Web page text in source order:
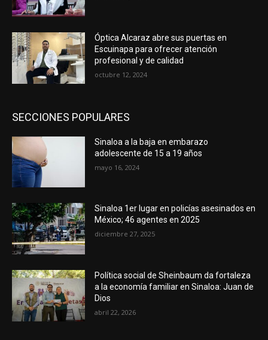
Óptica Alcaraz abre sus puertas en
Escuinapa para ofrecer atención
profesional y de calidad
octubre 12, 2024
SECCIONES POPULARES
Sinaloa a la baja en embarazo
adolescente de 15 a 19 años
mayo 16, 2024
Sinaloa 1er lugar en policías asesinados en
México; 46 agentes en 2025
diciembre 27, 2025
Política social de Sheinbaum da fortaleza
a la economía familiar en Sinaloa: Juan de
Dios
abril 22, 2026